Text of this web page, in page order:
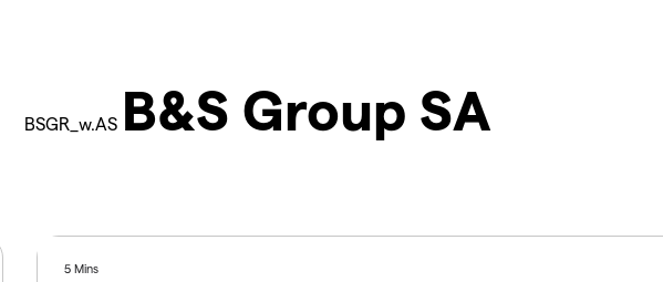
B&S Group SA
BSGR_w.AS
5 Mins